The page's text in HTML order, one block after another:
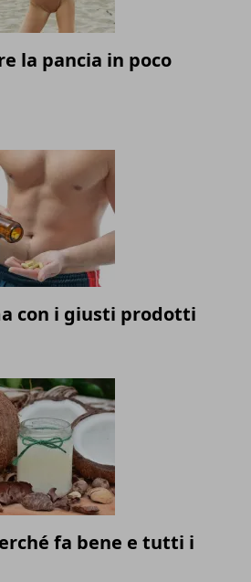
la pancia in poco
con i giusti prodotti
fa bene e tutti i